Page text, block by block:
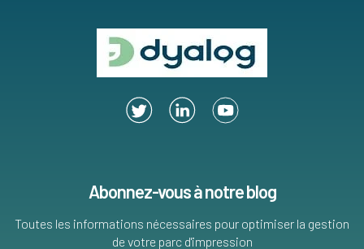
Abonnez-vous à notre blog
Toutes les informations nécessaires pour optimiser la gestion
de votre parc d'impression